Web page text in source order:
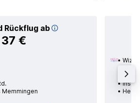
Rückflug ab
37 €
Memmingen
Wizz